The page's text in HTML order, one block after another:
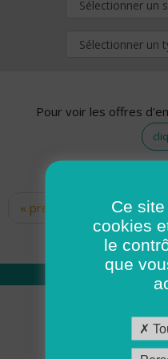
Pour voir les offres
Pages
« premier ‹
14
Qui
Ce
cookies
le
que